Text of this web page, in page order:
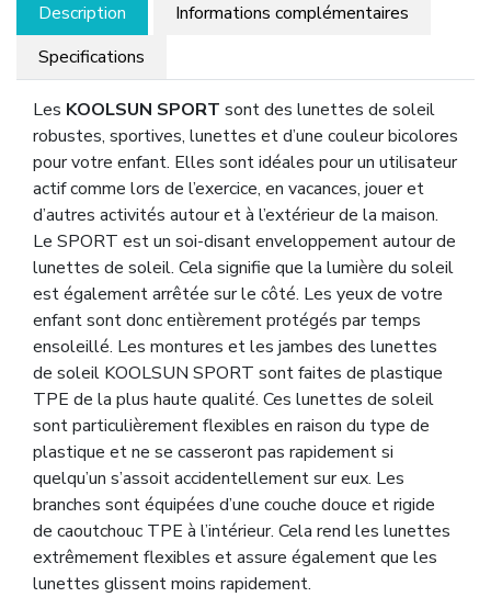
Description
Informations complémentaires
Specifications
Les KOOLSUN SPORT sont des lunettes de soleil
robustes, sportives, lunettes et d’une couleur bicolores
pour votre enfant. Elles sont idéales pour un utilisateur
actif comme lors de l’exercice, en vacances, jouer et
d’autres activités autour et à l’extérieur de la maison.
Le SPORT est un soi-disant enveloppement autour de
lunettes de soleil. Cela signifie que la lumière du soleil
est également arrêtée sur le côté. Les yeux de votre
enfant sont donc entièrement protégés par temps
ensoleillé. Les montures et les jambes des lunettes
de soleil KOOLSUN SPORT sont faites de plastique
TPE de la plus haute qualité. Ces lunettes de soleil
sont particulièrement flexibles en raison du type de
plastique et ne se casseront pas rapidement si
quelqu’un s’assoit accidentellement sur eux. Les
branches sont équipées d’une couche douce et rigide
de caoutchouc TPE à l’intérieur. Cela rend les lunettes
extrêmement flexibles et assure également que les
lunettes glissent moins rapidement.